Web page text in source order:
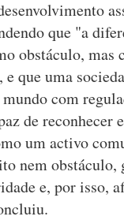
que "a
obstáculo, mas
que uma
com
de reconhecer
um activo
nem obstáculo,
e, por isso,